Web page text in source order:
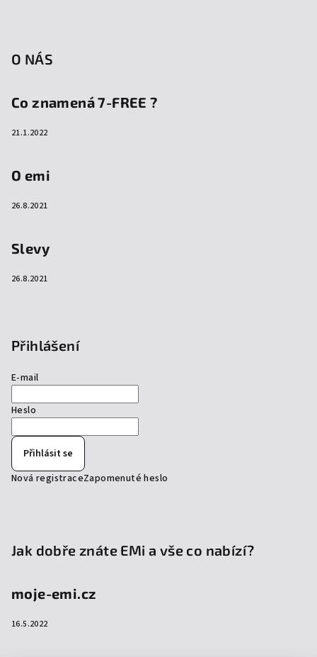
O NÁS
Co znamená 7-FREE ?
21.1.2022
O emi
26.8.2021
Slevy
26.8.2021
Přihlášení
E-mail
Heslo
Přihlásit se
Nová registraceZapomenuté heslo
Jak dobře znáte EMi a vše co nabízí?
moje-emi.cz
16.5.2022